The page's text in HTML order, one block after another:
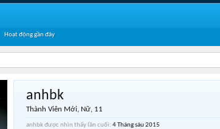
anhbk
Thành Viên Mới, Nữ, 11
anhbk được nhìn thấy lần cuối: 4 Tháng sáu 2015
Hoạt động gần đây